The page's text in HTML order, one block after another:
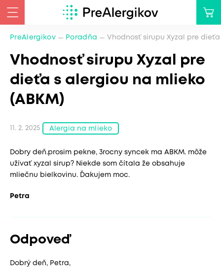
PreAlergikov Poradňa Vhodnosť sirupu Xyzal pre
Vhodnosť sirupu Xyzal pre
dieťa s alergiou na mlieko
(ABKM)
11. 2. 2025 Alergia na mlieko
Dobry deň.prosim pekne, 3rocny syncek ma ABKM. môže
užívať xyzal sirup? Niekde som čítala že obsahuje
mliečnu bielkovinu. Ďakujem moc.
Petra
Odpoveď
Dobrý deň, Petra,